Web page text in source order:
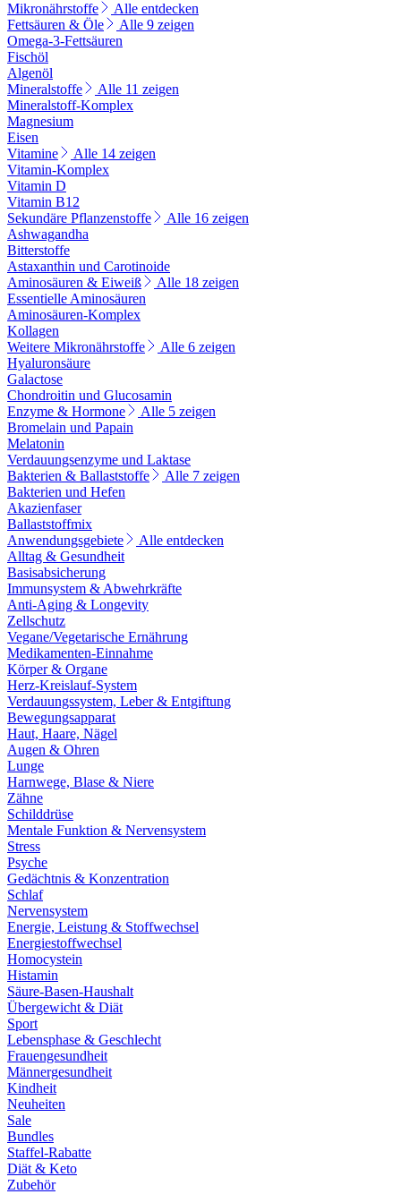
Mikronährstoffe
Alle entdecken
Fettsäuren & Öle
Alle 9 zeigen
Omega-3-Fettsäuren
Fischöl
Algenöl
Mineralstoffe
Alle 11 zeigen
Mineralstoff-Komplex
Magnesium
Eisen
Vitamine
Alle 14 zeigen
Vitamin-Komplex
Vitamin D
Vitamin B12
Sekundäre Pflanzenstoffe
Alle 16 zeigen
Ashwagandha
Bitterstoffe
Astaxanthin und Carotinoide
Aminosäuren & Eiweiß
Alle 18 zeigen
Essentielle Aminosäuren
Aminosäuren-Komplex
Kollagen
Weitere Mikronährstoffe
Alle 6 zeigen
Hyaluronsäure
Galactose
Chondroitin und Glucosamin
Enzyme & Hormone
Alle 5 zeigen
Bromelain und Papain
Melatonin
Verdauungsenzyme und Laktase
Bakterien & Ballaststoffe
Alle 7 zeigen
Bakterien und Hefen
Akazienfaser
Ballaststoffmix
Anwendungsgebiete
Alle entdecken
Alltag & Gesundheit
Basisabsicherung
Immunsystem & Abwehrkräfte
Anti-Aging & Longevity
Zellschutz
Vegane/Vegetarische Ernährung
Medikamenten-Einnahme
Körper & Organe
Herz-Kreislauf-System
Verdauungssystem, Leber & Entgiftung
Bewegungsapparat
Haut, Haare, Nägel
Augen & Ohren
Lunge
Harnwege, Blase & Niere
Zähne
Schilddrüse
Mentale Funktion & Nervensystem
Stress
Psyche
Gedächtnis & Konzentration
Schlaf
Nervensystem
Energie, Leistung & Stoffwechsel
Energiestoffwechsel
Homocystein
Histamin
Säure-Basen-Haushalt
Übergewicht & Diät
Sport
Lebensphase & Geschlecht
Frauengesundheit
Männergesundheit
Kindheit
Neuheiten
Sale
Bundles
Staffel-Rabatte
Diät & Keto
Zubehör